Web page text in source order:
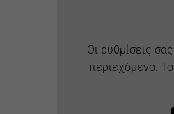
Οι ρυθμίσεις
περιεχόμενο.